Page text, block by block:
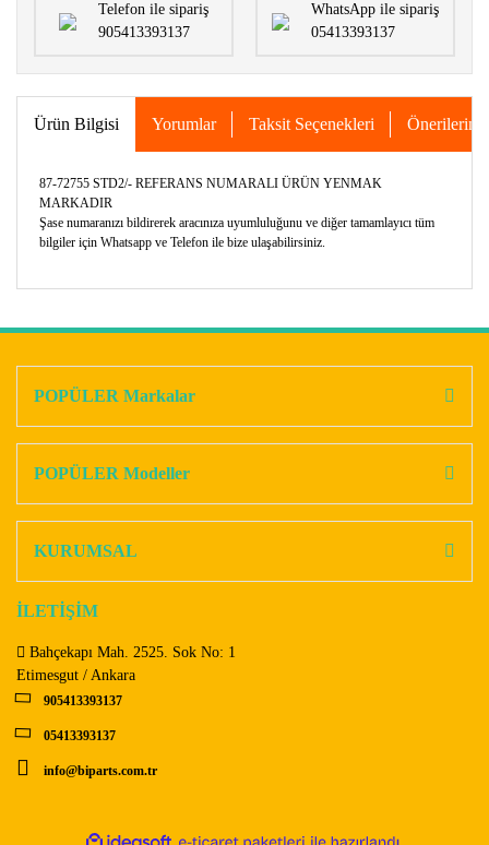
Telefon ile sipariş
905413393137
WhatsApp ile sipariş
05413393137
Ürün Bilgisi Yorumlar Taksit Seçenekleri Önerileriniz
87-72755 STD2/- REFERANS NUMARALI ÜRÜN YENMAK
MARKADIR
Şase numaranızı bildirerek aracınıza uyumluluğunu ve diğer tamamlayıcı tüm
bilgiler için Whatsapp ve Telefon ile bize ulaşabilirsiniz.
Ürün açıklamasında eksik bilgiler bulunuyor.
Bu ürüne benzer farklı alternatifler olmalı.
POPÜLER Markalar
POPÜLER Modeller
KURUMSAL
İLETİŞİM
Bahçekapı Mah. 2525. Sok No: 1
Etimesgut / Ankara
905413393137
05413393137
info@biparts.com.tr